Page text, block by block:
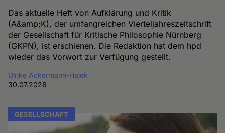
Das aktuelle Heft von Aufklärung und Kritik
(A&amp;K), der umfangreichen Vierteljahreszeitschrift
der Gesellschaft für Kritische Philosophie Nürnberg
(GKPN), ist erschienen. Die Redaktion hat dem hpd
wieder das Vorwort zur Verfügung gestellt.
Ulrike Ackermann-Hajek
30.07.2026
GESELLSCHAFT